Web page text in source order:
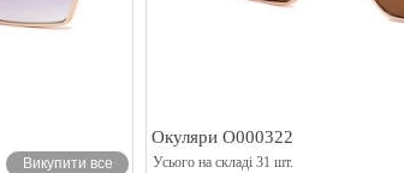
Викупити все
Окуляри O000322
Усього на складі 31 шт.